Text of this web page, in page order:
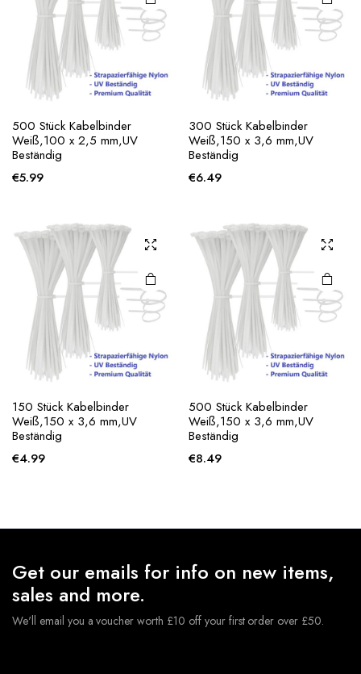
500 Stück Kabelbinder
Weiß,100 x 2,5 mm,UV
Beständig
€5.99
300 Stück Kabelbinder
Weiß,150 x 3,6 mm,UV
Beständig
€6.49
150 Stück Kabelbinder
Weiß,150 x 3,6 mm,UV
Beständig
€4.99
500 Stück Kabelbinder
Weiß,150 x 3,6 mm,UV
Beständig
€8.49
Get our emails for info on new items,
sales and more.
We'll email you a voucher worth £10 off your first order over £50.